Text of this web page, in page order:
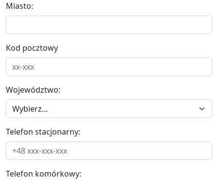
Miasto:
Kod pocztowy
Województwo:
Telefon stacjonarny:
Telefon komórkowy: